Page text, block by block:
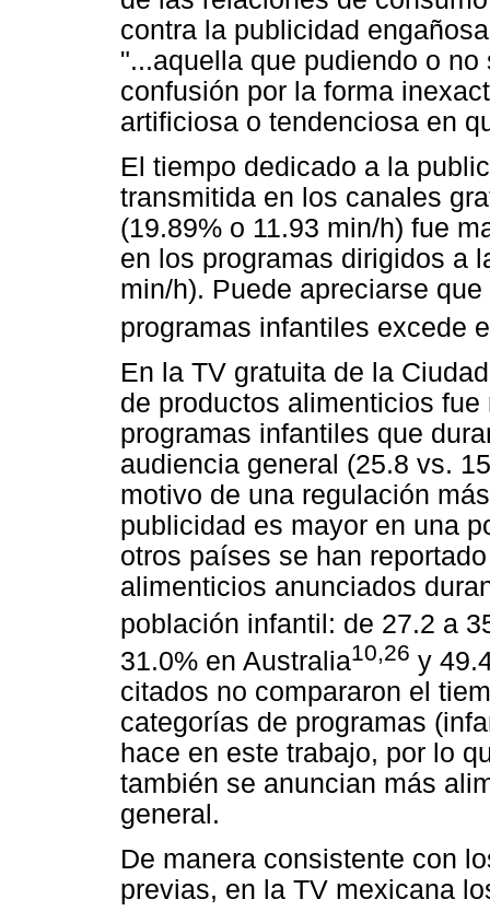
contra la publicidad
"...aquella que pudiendo o
confusión por la forma
artificiosa o tendenciosa en
El tiempo dedicado a la
transmitida en los canales
(19.89% o 11.93 min/h) fue
en los programas dirigidos a
min/h). Puede apreciarse
programas infantiles excede
En la TV gratuita de la
de productos alimenticios
programas infantiles que
audiencia general (25.8 vs.
motivo de una regulación
publicidad es mayor en una
otros países se han
alimenticios anunciados
población infantil: de 27.2 a
31.0% en Australia10,26 y
citados no compararon el
categorías de programas
hace en este trabajo, por lo
también se anuncian más
general.
De manera consistente con
previas, en la TV mexicana